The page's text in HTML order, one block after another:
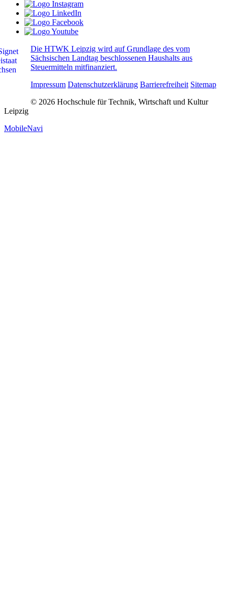
Die HTWK Leipzig wird auf Grundlage des vom
Sächsischen Landtag beschlossenen Haushalts aus
Steuermitteln mitfinanziert.
Impressum Datenschutzerklärung Barrierefreiheit Sitemap
© 2026 Hochschule für Technik, Wirtschaft und Kultur
Leipzig
MobileNavi